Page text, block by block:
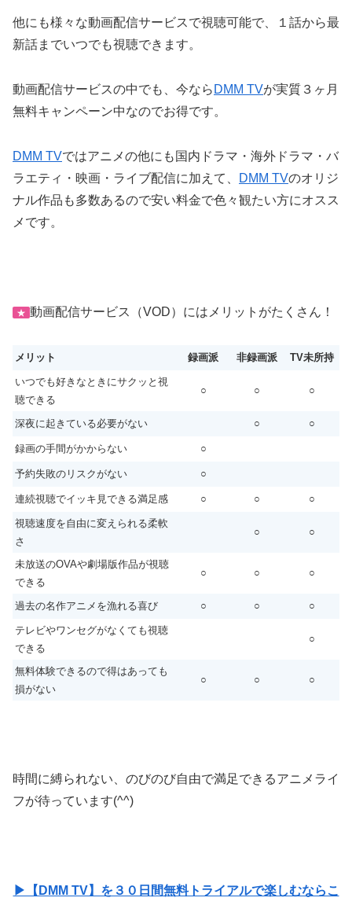
他にも様々な動画配信サービスで視聴可能で、１話から最
新話までいつでも視聴できます。
動画配信サービスの中でも、今なら DMM TVが実質３ヶ月
無料キャンペーン中なのでお得です。
DMM TVではアニメの他にも国内ドラマ・海外ドラマ・バ
ラエティ・映画・ライブ配信に加えて、
DMM TVのオリジ
ナル作品も多数あるので安い料金で色々観たい方にオスス
メです。
★ 動画配信サービス（VOD）にはメリットがたくさん！
メリット 録画派 非録画派 TV未所持
いつでも好きなときにサクッと視
聴できる
○ ○ ○
深夜に起きている必要がない ○ ○
録画の手間がかからない ○
予約失敗のリスクがない ○
連続視聴でイッキ見できる満足感 ○ ○ ○
視聴速度を自由に変えられる柔軟
さ
○ ○
未放送のOVAや劇場版作品が視聴
できる
○ ○ ○
過去の名作アニメを漁れる喜び ○ ○ ○
テレビやワンセグがなくても視聴
できる
○
無料体験できるので得はあっても
損がない
○ ○ ○
時間に縛られない、のびのび自由で満足できるアニメライ
フが待っています(^^)
▶【DMM TV】を３０日間無料トライアルで楽しむならこ